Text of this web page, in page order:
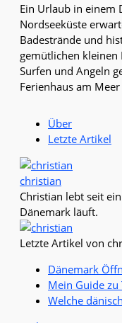
Ein Urlaub in einem
Nordseeküste
Badestrände und
gemütlichen kleinen
Surfen und Angeln
Ferienhaus am
Über
Letzte Artikel
christian
Christian lebt seit
Dänemark läuft.
Letzte Artikel von
Dänemark
Mein Guide
Welche